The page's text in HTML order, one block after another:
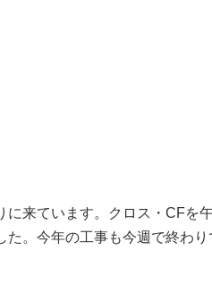
来ています。クロス・CFを
。今年の工事も今週で終わ